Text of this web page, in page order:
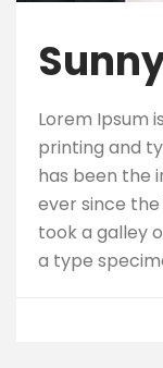
Lorem Ipsum
printing and
has been the
ever since
took a galley
a type